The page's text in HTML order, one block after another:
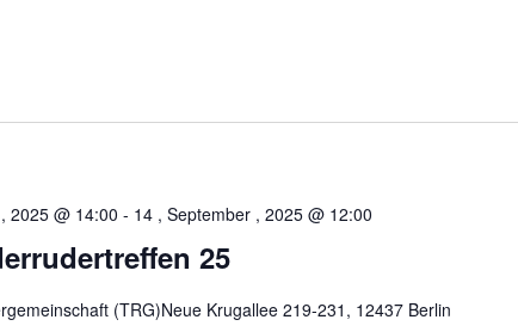
25
2025 @ 14:00 - 14 , September , 2025 @ 12:00
(TRG)Neue Krugallee 219-231, 12437 Berlin